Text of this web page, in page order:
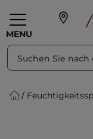
MENU
Geschenke